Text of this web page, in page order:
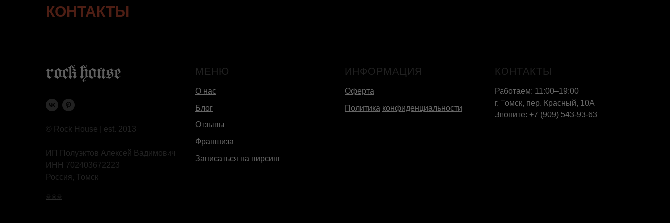
КОНТАКТЫ
© Rock House | est. 2013
ИП Полуэктов Алексей Вадимович
ИНН 702403672223
Россия, Томск
☠☠☠
МЕНЮ
О нас
Блог
Отзывы
Франшиза
Записаться на пирсинг
ИНФОРМАЦИЯ
Оферта
Политика конфиденциальности
КОНТАКТЫ
Работаем: 11:00–19:00
г. Томск, пер. Красный, 10А
Звоните: +7 (909) 543-93-63